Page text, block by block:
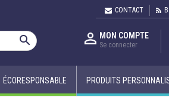
CONTACT
  MON COMPTE
Se connecter
ÉCORESPONSABLE PRODUITS